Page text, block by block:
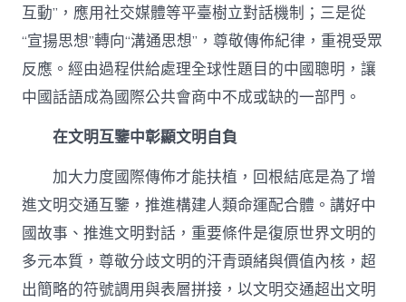
互動”，應用社交媒體等平臺樹立對話機制；三是從
“宣揚思想”轉向“溝通思想”，尊敬傳佈紀律，重視受眾
反應。經由過程供給處理全球性題目的中國聰明，讓
中國話語成為國際公共會商中不成或缺的一部門。
在文明互鑒中彰顯文明自負
加大力度國際傳佈才能扶植，回根結底是為了增
進文明交通互鑒，推進構建人類命運配合體。講好中
國故事、推進文明對話，重要條件是復原世界文明的
多元本質，尊敬分歧文明的汗青頭緒與價值內核，超
出簡略的符號調用與表層拼接，以文明交通超出文明